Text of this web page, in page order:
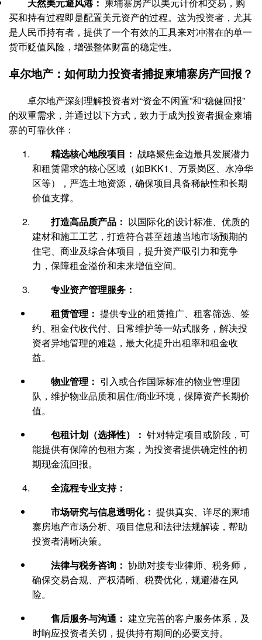
天然美元避风港： 柬埔寨房产以美元计价和交易，购
买和持有过程即是配置美元资产的过程。这为投资者，尤其
是人民币持有者，提供了一个有效的工具来对冲潜在的单一
货币贬值风险，增强整体财富的稳定性。
卓尔地产：如何助力投资者捕捉柬埔寨房产回报？
卓尔地产深刻理解投资者对“资金不闲置”和“稳健回报”
的双重需求，并通过以下方式，致力于成为投资者掘金柬埔
寨的可靠伙伴：
精选核心地段项目： 战略聚焦金边最具发展潜力
和租赁需求的核心区域（如BKK1、万景岗区、水净华
区等），严选土地资源，确保项目具备稀缺性和长期
价值支撑。
打造高品质产品： 以国际化的设计标准、优质的
建材和施工工艺，打造符合甚至超越当地市场预期的
住宅、商业及综合体项目，提升资产吸引力和竞争
力，保障租金溢价和未来增值空间。
专业资产管理服务：
租赁管理： 提供专业的租赁推广、租客筛选、签
约、租金代收代付、日常维护等一站式服务，解决投
资者异地管理的难题，最大化提升出租率和租金收
益。
物业管理： 引入或合作国际标准的物业管理团
队，维护物业品质和居住/商业环境，保障资产长期价
值。
包租计划（选择性）： 针对特定项目或阶段，可
能提供有保障的包租方案，为投资者提供确定性的初
期现金流回报。
全流程专业支持：
市场研究与信息透明化： 提供真实、详尽的柬埔
寨房地产市场分析、项目信息和法律法规解读，帮助
投资者清晰决策。
法律与税务咨询： 协助对接专业律师、税务师，
确保交易合规、产权清晰、税费优化，规避潜在风
险。
售后服务与沟通： 建立完善的客户服务体系，及
时响应投资者关切，提供持有期间的必要支持。